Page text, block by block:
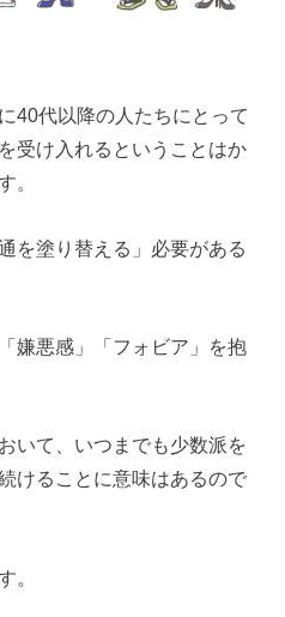
40代以降の人たちにとって
受け入れるということはか
。
を塗り替える」必要がある
嫌悪感」「フォビア」を抱
いて、いつまでも少数派を
けることに意味はあるので
。